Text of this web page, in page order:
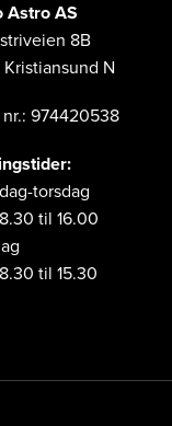
Astro AS
8B
Kristiansund N
nr.: 974420538
torsdag
til 16.00
til 15.30